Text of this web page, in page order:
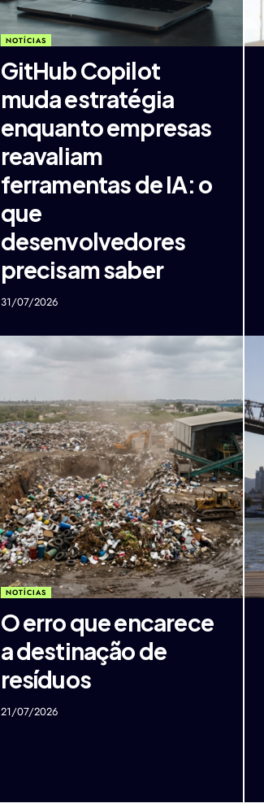
NOTÍCIAS
GitHub Copilot
muda estratégia
enquanto empresas
reavaliam
ferramentas de IA: o
que
desenvolvedores
precisam saber
31/07/2026
NOTÍCIAS
O erro que encarece
a destinação de
resíduos
21/07/2026